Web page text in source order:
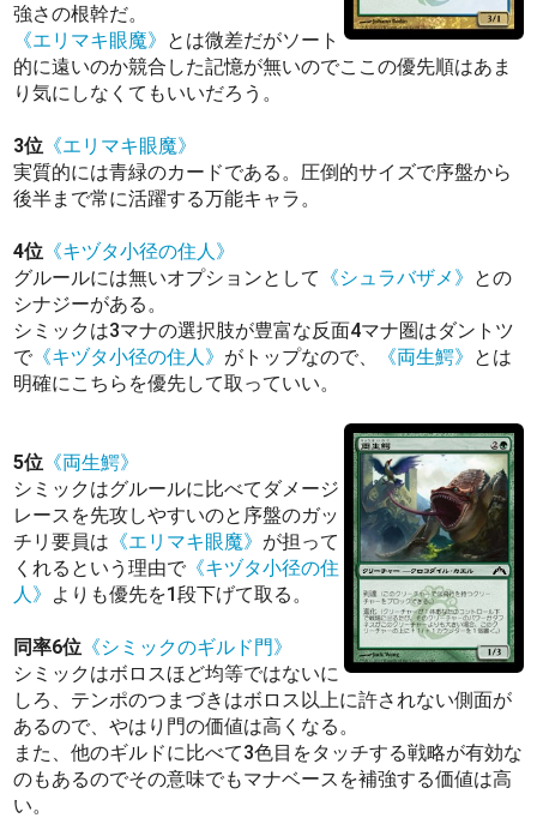
強さの根幹だ。
《エリマキ眼魔》 とは微差だがソート
的に遠いのか競合した記憶が無いのでここの優先順はあま
り気にしなくてもいいだろう。
3位 《エリマキ眼魔》
実質的には青緑のカードである。圧倒的サイズで序盤から
後半まで常に活躍する万能キャラ。
4位 《キヅタ小径の住人》
グルールには無いオプションとして 《シュラバザメ》 との
シナジーがある。
シミックは3マナの選択肢が豊富な反面4マナ圏はダントツ
で 《キヅタ小径の住人》 がトップなので、 《両生鰐》 とは
明確にこちらを優先して取っていい。
5位 《両生鰐》
シミックはグルールに比べてダメージ
レースを先攻しやすいのと序盤のガッ
チリ要員は 《エリマキ眼魔》 が担って
くれるという理由で 《キヅタ小径の住
人》 よりも優先を1段下げて取る。
同率6位 《シミックのギルド門》
シミックはボロスほど均等ではないに
しろ、テンポのつまづきはボロス以上に許されない側面が
あるので、やはり門の価値は高くなる。
また、他のギルドに比べて3色目をタッチする戦略が有効な
のもあるのでその意味でもマナベースを補強する価値は高
い。